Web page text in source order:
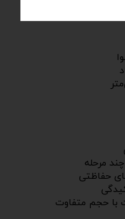
مرحله
حفاظتی
با حجم متفاوت